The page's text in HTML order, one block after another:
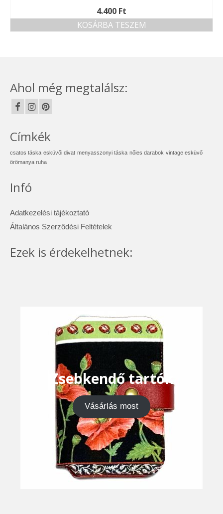
4.400 Ft
KOSÁRBA TESZEM
Ahol még megtalálsz:
Címkék
csatos táska esküvői divat menyasszonyi táska nőies darabok vintage esküvő
örömanya ruha
Infó
Adatkezelési tájékoztató
Általános Szerződési Feltételek
Ezek is érdekelhetnek:
Zsebkendő tartók
Vásárlás most